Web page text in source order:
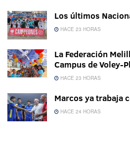
Los últimos
HACE 23 HORAS
La Federación
Campus de Voley-
HACE 23 HORAS
Marcos ya trabaja
HACE 24 HORAS